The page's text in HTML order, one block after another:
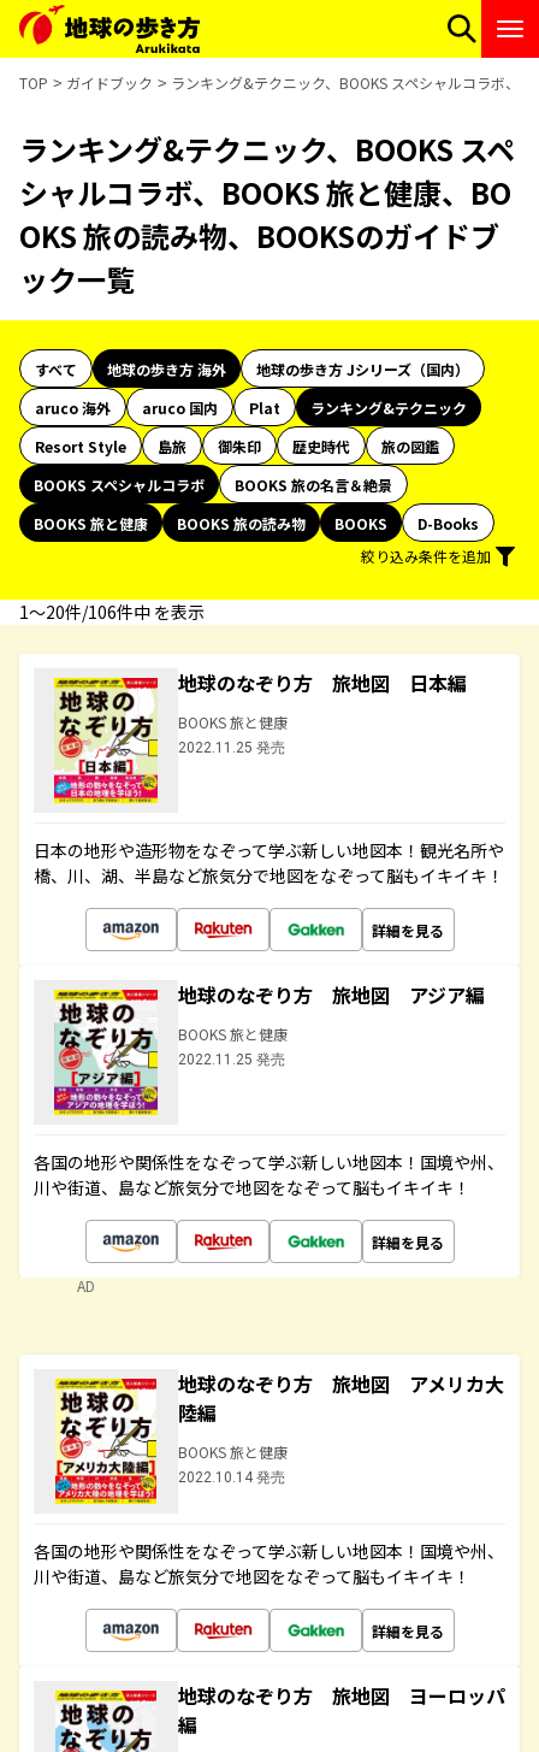
TOP ガイドブック ランキング&テクニック、BOOKS スペシャルコラボ、
ランキング&テクニック、BOOKS スペ
シャルコラボ、BOOKS 旅と健康、BO
OKS 旅の読み物、BOOKSのガイドブ
ック一覧
すべて 地球の歩き方 海外
地球の歩き方 Jシリーズ（国内）
aruco 海外
aruco 国内 Plat
ランキング&テクニック
Resort Style
島旅 御朱印 歴史時代
旅の図鑑
BOOKS スペシャルコラボ
BOOKS 旅の名言＆絶景
BOOKS 旅と健康
BOOKS 旅の読み物 BOOKS
D-Books
絞り込み条件を追加
1〜20件/106件中 を表示
地球のなぞり方 旅地図 日本編
BOOKS 旅と健康
2022.11.25 発売
日本の地形や造形物をなぞって学ぶ新しい地図本！観光名所や
橋、川、湖、半島など旅気分で地図をなぞって脳もイキイキ！
詳細を見る
地球のなぞり方 旅地図 アジア編
BOOKS 旅と健康
2022.11.25 発売
各国の地形や関係性をなぞって学ぶ新しい地図本！国境や州、
川や街道、島など旅気分で地図をなぞって脳もイキイキ！
詳細を見る
AD
地球のなぞり方 旅地図 アメリカ大
陸編
BOOKS 旅と健康
2022.10.14 発売
各国の地形や関係性をなぞって学ぶ新しい地図本！国境や州、
川や街道、島など旅気分で地図をなぞって脳もイキイキ！
詳細を見る
地球のなぞり方 旅地図 ヨーロッパ
編